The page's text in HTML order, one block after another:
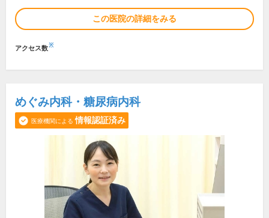
この医院の詳細をみる
アクセス数※
めぐみ内科・糖尿病内科
医療機関による 情報認証済み